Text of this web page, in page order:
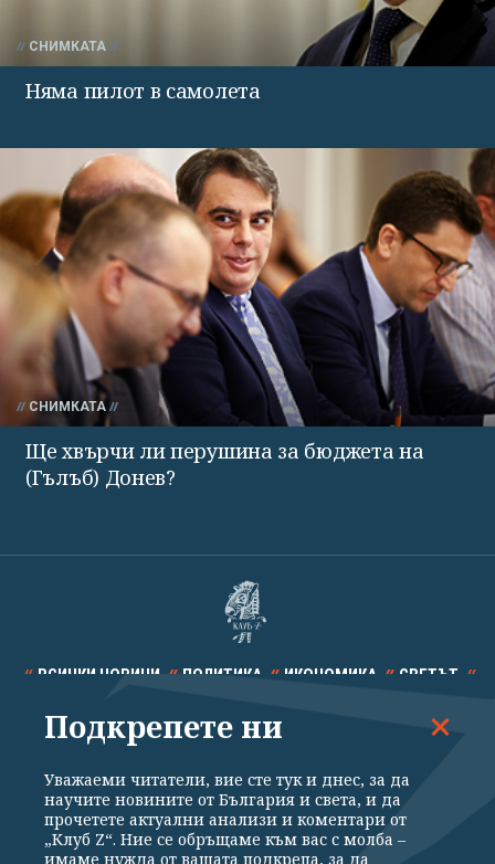
СНИМКАТА
Няма пилот в самолета
СНИМКАТА
Ще хвърчи ли перушина за бюджета на
(Гълъб) Донев?
ВСИЧКИ НОВИНИ ПОЛИТИКА ИКОНОМИКА СВЕТЪТ
СПОРТ КУЛТУРА ТЕХНОЛОГИИ КАЛЕЙДОСКОП
Подкрепете ни
Уважаеми читатели, вие сте тук и днес, за да
научите новините от България и света, и да
прочетете актуални анализи и коментари от
„Клуб Z“. Ние се обръщаме към вас с молба –
имаме нужда от вашата подкрепа, за да